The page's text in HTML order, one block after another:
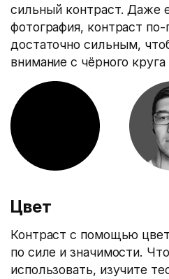
сильный контраст. Даже
фотография, контраст
достаточно сильным,
внимание с чёрного круга
Цвет
Контраст с помощью
по силе и значимости.
использовать, изучите